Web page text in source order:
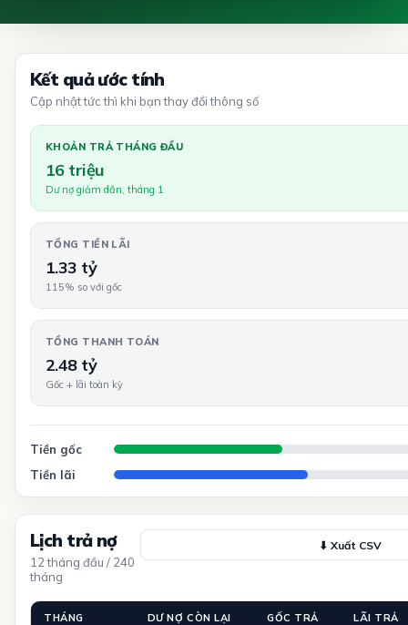
Kết quả ước tính
Cập nhật tức thì khi bạn thay đổi thông số
KHOẢN TRẢ THÁNG ĐẦU
16 triệu
Dư nợ giảm dần, tháng 1
TỔNG TIỀN LÃI
1.33 tỷ
115% so với gốc
TỔNG THANH TOÁN
2.48 tỷ
Gốc + lãi toàn kỳ
Tiền gốc
Tiền lãi
Lịch trả nợ
12 tháng đầu / 240
tháng
⬇ Xuất CSV
THÁNG DƯ NỢ CÒN LẠI GỐC TRẢ LÃI TRẢ